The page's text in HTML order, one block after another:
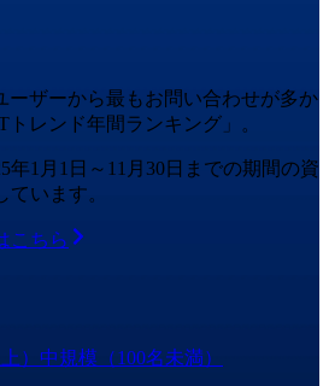
ーザーから最もお問い合わせが多か
トレンド年間 ランキング」。
年1月1日～ 11月30日 までの期間の資
います。
こちら
） 中規模（100名未満）